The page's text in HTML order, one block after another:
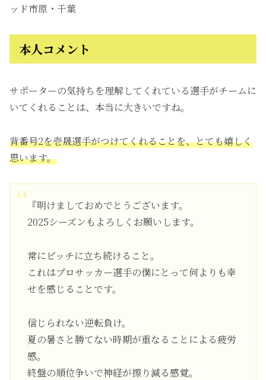
ッド市原・千葉
本人コメント
サポーターの気持ちを理解してくれている選手がチームに
いてくれることは、本当に大きいですね。
背番号2を壱晟選手がつけてくれることを、とても嬉しく
思います。
『明けましておめでとうございます。
2025シーズンもよろしくお願いします。
常にピッチに立ち続けること。
これはプロサッカー選手の僕にとって何よりも幸
せを感じることです。
信じられない逆転負け。
夏の暑さと勝てない時期が重なることによる疲労
感。
終盤の順位争いで神経が擦り減る感覚。